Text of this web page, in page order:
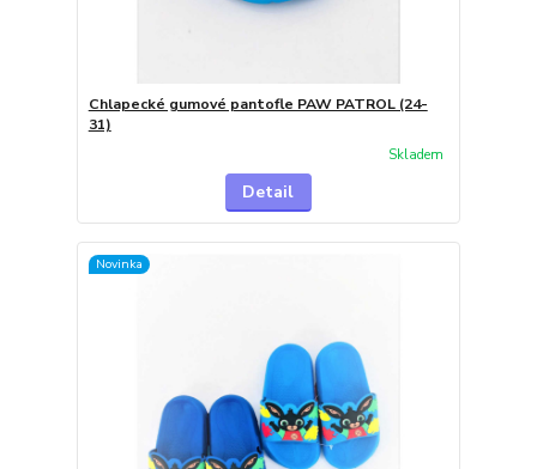
Chlapecké gumové pantofle PAW PATROL (24-
31)
Skladem
Detail
Novinka